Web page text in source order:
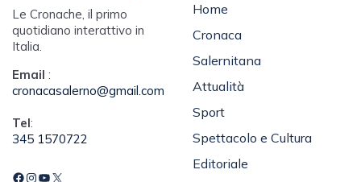
Le Cronache, il primo
quotidiano interattivo in
Italia.
Email :
cronacasalerno@gmail.com
Tel:
345 1570722
Home
Cronaca
Salernitana
Attualità
Sport
Spettacolo e Cultura
Editoriale